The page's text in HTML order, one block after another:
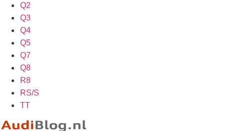
Q2
Q3
Q4
Q5
Q7
Q8
R8
RS/S
TT